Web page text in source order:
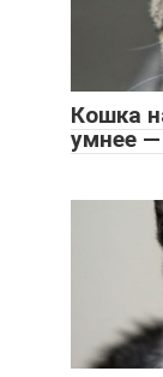
Кошка
умнее